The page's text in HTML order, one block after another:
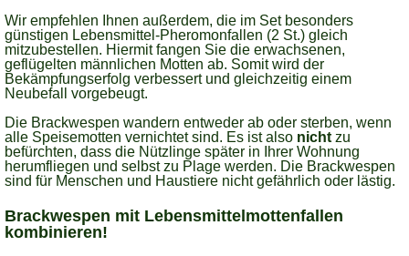
Wir empfehlen Ihnen außerdem, die im Set besonders
günstigen Lebensmittel-Pheromonfallen (2 St.) gleich
mitzubestellen. Hiermit fangen Sie die erwachsenen,
geflügelten männlichen Motten ab. Somit wird der
Bekämpfungserfolg verbessert und gleichzeitig einem
Neubefall vorgebeugt.
Die Brackwespen wandern entweder ab oder sterben, wenn
alle Speisemotten vernichtet sind. Es ist also nicht zu
befürchten, dass die Nützlinge später in Ihrer Wohnung
herumfliegen und selbst zu Plage werden. Die Brackwespen
sind für Menschen und Haustiere nicht gefährlich oder lästig.
Brackwespen mit Lebensmittelmottenfallen
kombinieren!